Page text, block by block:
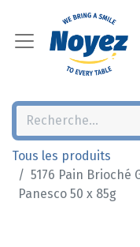
Tous les produits
5176 Pain Brioché
Panesco 50 x 85g